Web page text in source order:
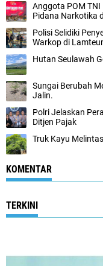
Anggota POM
Pidana Narkotika
Polisi Selidiki
Warkop di
Hutan Seulawah
Sungai Berubah
Jalin.
Polri Jelaskan
Ditjen Pajak
Truk Kayu
KOMENTAR
TERKINI